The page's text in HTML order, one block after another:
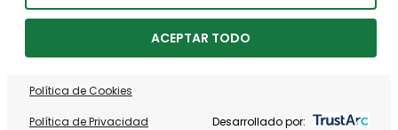
ACEPTAR TODO
Política de Cookies
Política de Privacidad Desarrollado por: